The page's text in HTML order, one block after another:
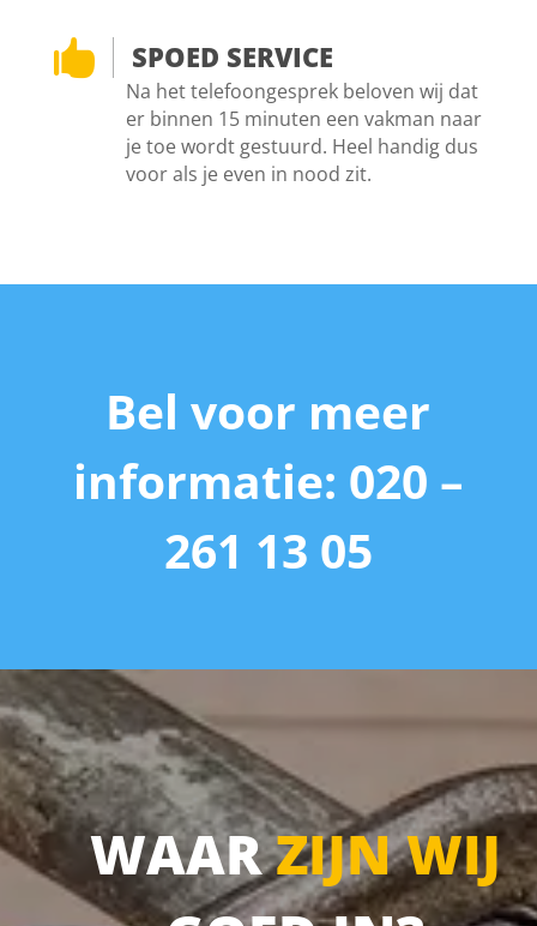
 SPOED SERVICE
Na het telefoongesprek beloven wij dat
er binnen 15 minuten een vakman naar
je toe wordt gestuurd. Heel handig dus
voor als je even in nood zit.
Bel voor meer
informatie: 020 –
261 13 05
WAARZIJN WIJ